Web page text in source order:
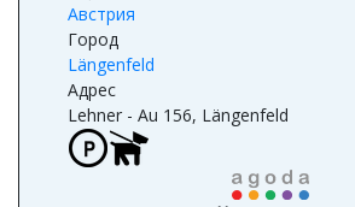
Страна
Австрия
Город
Längenfeld
Адрес
Lehner - Au 156, Längenfeld